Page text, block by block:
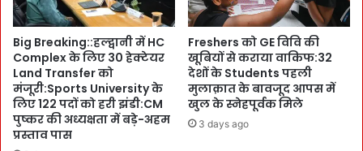
झा
ए
E
x
p
e
r
t
C
M
पु
ष्क
र
ने
कि
या
मां
Big Breaking::हल्द्वानी में HC
Complex के लिए 30 हेक्टेयर
Land Transfer को
मंजूरी:Sports University के
लिए 122 पदों को हरी झंडी:CM
पुष्कर की अध्यक्षता में बड़े-अहम
प्रस्ताव पास
Freshers को GE विवि की
खूबियों से कराया वाकिफ:32
देशों के Students पहली
मुलाक़ात के बावजूद आपस में
खुल के स्नेहपूर्वक मिले
3 days ago